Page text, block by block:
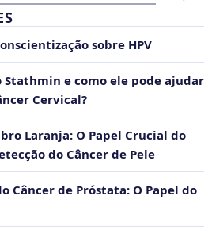
sobre HPV
Stathmin e como ele pode ajudar
Cervical?
Laranja: O Papel Crucial do
do Câncer de Pele
Câncer de Próstata: O Papel do